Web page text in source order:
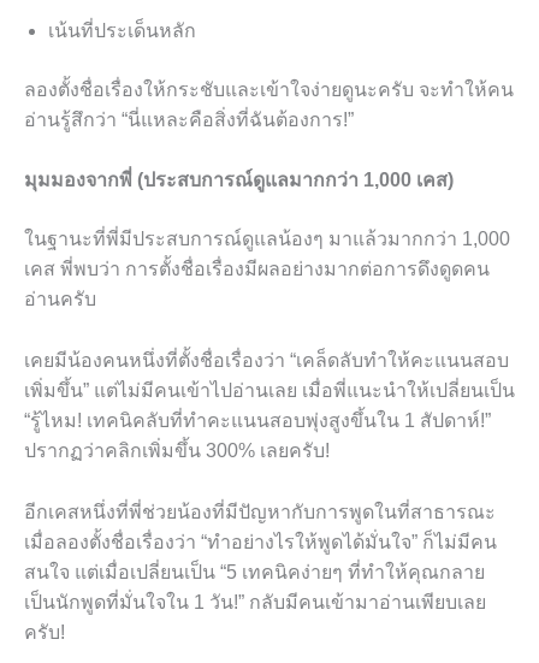
เน้นที่ประเด็นหลัก
ลองตั้งชื่อเรื่องให้กระชับและเข้าใจง่ายดูนะครับ จะทำให้คน
อ่านรู้สึกว่า “นี่แหละคือสิ่งที่ฉันต้องการ!”
มุมมองจากพี่ (ประสบการณ์ดูแลมากกว่า 1,000 เคส)
ในฐานะที่พี่มีประสบการณ์ดูแลน้องๆ มาแล้วมากกว่า 1,000
เคส พี่พบว่า การตั้งชื่อเรื่องมีผลอย่างมากต่อการดึงดูดคน
อ่านครับ
เคยมีน้องคนหนึ่งที่ตั้งชื่อเรื่องว่า “เคล็ดลับทำให้คะแนนสอบ
เพิ่มขึ้น” แต่ไม่มีคนเข้าไปอ่านเลย เมื่อพี่แนะนำให้เปลี่ยนเป็น
“รู้ไหม! เทคนิคลับที่ทำคะแนนสอบพุ่งสูงขึ้นใน 1 สัปดาห์!”
ปรากฏว่าคลิกเพิ่มขึ้น 300% เลยครับ!
อีกเคสหนึ่งที่พี่ช่วยน้องที่มีปัญหากับการพูดในที่สาธารณะ
เมื่อลองตั้งชื่อเรื่องว่า “ทำอย่างไรให้พูดได้มั่นใจ” ก็ไม่มีคน
สนใจ แต่เมื่อเปลี่ยนเป็น “5 เทคนิคง่ายๆ ที่ทำให้คุณกลาย
เป็นนักพูดที่มั่นใจใน 1 วัน!” กลับมีคนเข้ามาอ่านเพียบเลย
ครับ!